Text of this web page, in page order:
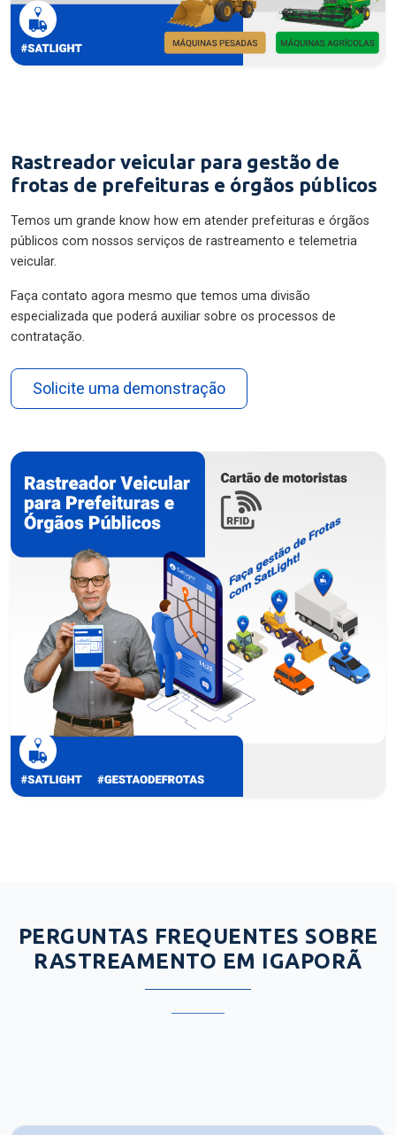
Rastreador veicular para gestão de
frotas de prefeituras e órgãos públicos
Temos um grande know how em atender prefeituras e órgãos
públicos com nossos serviços de rastreamento e telemetria
veicular.
Faça contato agora mesmo que temos uma divisão
especializada que poderá auxiliar sobre os processos de
contratação.
Solicite uma demonstração
PERGUNTAS FREQUENTES SOBRE
RASTREAMENTO EM IGAPORÃ